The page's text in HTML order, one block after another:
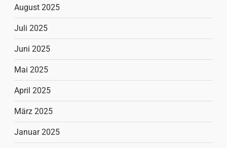
August 2025
Juli 2025
Juni 2025
Mai 2025
April 2025
März 2025
Januar 2025